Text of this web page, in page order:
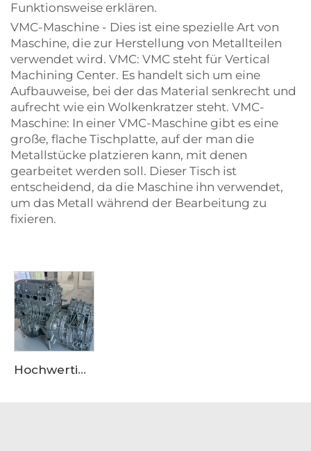
Funktionsweise erklären.
VMC-Maschine - Dies ist eine spezielle Art von
Maschine, die zur Herstellung von Metallteilen
verwendet wird. VMC: VMC steht für Vertical
Machining Center. Es handelt sich um eine
Aufbauweise, bei der das Material senkrecht und
aufrecht wie ein Wolkenkratzer steht. VMC-
Maschine: In einer VMC-Maschine gibt es eine
große, flache Tischplatte, auf der man die
Metallstücke platzieren kann, mit denen
gearbeitet werden soll. Dieser Tisch ist
entscheidend, da die Maschine ihn verwendet,
um das Metall während der Bearbeitung zu
fixieren.
Hochwertige Motoraufbauverkleidung aus Aluminiumlegierung für OEM-Güte, geeignet für den Einkauf bei großen Lieferanten